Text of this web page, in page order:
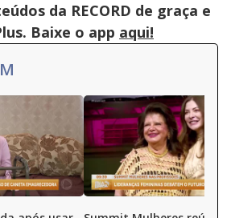
da RECORD de graça e
Baixe o app aqui!